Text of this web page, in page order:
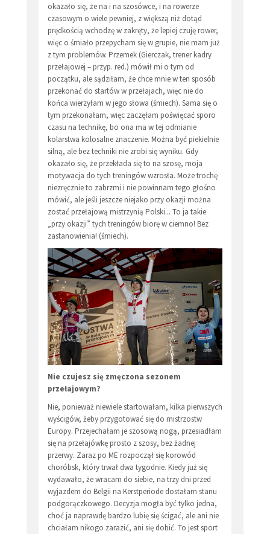
okazało się, że na i na szosówce, i na rowerze
czasowym o wiele pewniej, z większą niż dotąd
prędkością wchodzę w zakręty, że lepiej czuję rower,
więc o śmiało przepycham się w grupie, nie mam już
z tym problemów. Przemek (Gierczak, trener kadry
przełajowej – przyp. red.) mówił mi o tym od
początku, ale sądziłam, że chce mnie w ten sposób
przekonać do startów w przełajach, więc nie do
końca wierzyłam w jego słowa (śmiech). Sama się o
tym przekonałam, więc zaczęłam poświęcać sporo
czasu na technikę, bo ona ma w tej odmianie
kolarstwa kolosalne znaczenie. Można być piekielnie
silną, ale bez techniki nie zrobi się wyniku. Gdy
okazało się, że przekłada się to na szosę, moja
motywacja do tych treningów wzrosła. Może trochę
niezręcznie to zabrzmi i nie powinnam tego głośno
mówić, ale jeśli jeszcze niejako przy okazji można
zostać przełajową mistrzynią Polski... To ja takie
„przy okazji” tych treningów biorę w ciemno! Bez
zastanowienia! (śmiech).
Nie czujesz się zmęczona sezonem
przełajowym?
Nie, ponieważ niewiele startowałam, kilka pierwszych
wyścigów, żeby przygotować się do mistrzostw
Europy. Przejechałam je szosową nogą, przesiadłam
się na przełajówkę prosto z szosy, bez żadnej
przerwy. Zaraz po ME rozpoczął się korowód
choróbsk, który trwał dwa tygodnie. Kiedy już się
wydawało, że wracam do siebie, na trzy dni przed
wyjazdem do Belgii na Kerstperiode dostałam stanu
podgorączkowego. Decyzja mogła być tylko jedna,
choć ja naprawdę bardzo lubię się ścigać, ale ani nie
chciałam nikogo zarazić, ani się dobić. To jest sport